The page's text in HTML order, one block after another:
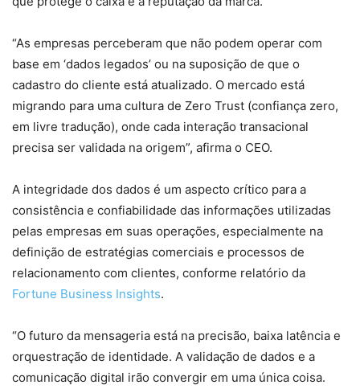
“As empresas perceberam que não podem operar com
base em ‘dados legados’ ou na suposição de que o
cadastro do cliente está atualizado. O mercado está
migrando para uma cultura de Zero Trust (confiança zero,
em livre tradução), onde cada interação transacional
precisa ser validada na origem”, afirma o CEO.
A integridade dos dados é um aspecto crítico para a
consistência e confiabilidade das informações utilizadas
pelas empresas em suas operações, especialmente na
definição de estratégias comerciais e processos de
relacionamento com clientes, conforme relatório da
Fortune Business Insights.
“O futuro da mensageria está na precisão, baixa latência e
orquestração de identidade. A validação de dados e a
comunicação digital irão convergir em uma única coisa.